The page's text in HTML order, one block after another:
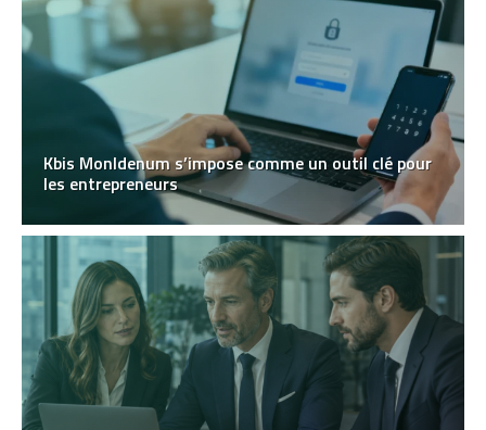
Kbis MonIdenum s’impose comme un outil clé pour
les entrepreneurs